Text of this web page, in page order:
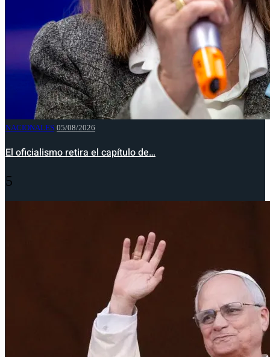
NACIONALES 05/08/2026
El oficialismo retira el capítulo de…
5